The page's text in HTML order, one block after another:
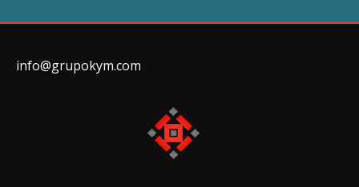
info@grupokym.com